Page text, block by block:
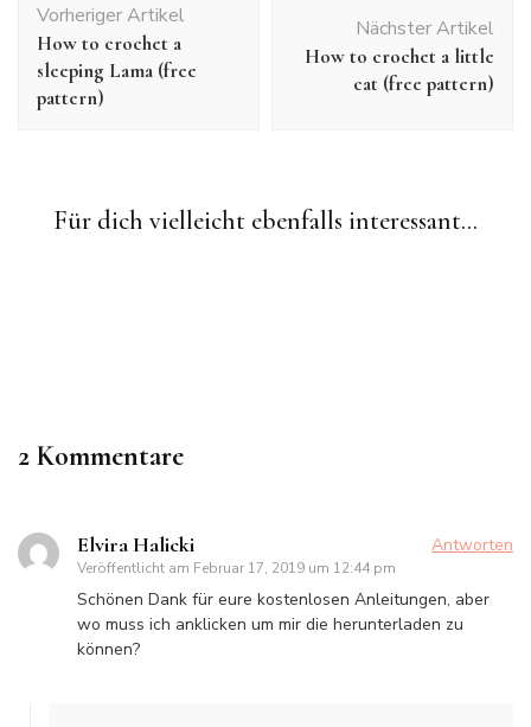
Vorheriger Artikel
How to crochet a
sleeping Lama (free
pattern)
Nächster Artikel
How to crochet a little
cat (free pattern)
Für dich vielleicht ebenfalls interessant...
Freie Häkelanleitungen Uncategorized
DIY: Axolotl Amigurumi häkeln
Augen aufstickenCrochet Patterns Freie
2 Kommentare
Elvira Halicki
Veröffentlicht am Februar 17, 2019 um 12:44 pm
Antworten
Schönen Dank für eure kostenlosen Anleitungen, aber
wo muss ich anklicken um mir die herunterladen zu
können?